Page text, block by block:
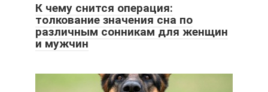
К чему снится операция:
толкование значения сна по
различным сонникам для женщин
и мужчин